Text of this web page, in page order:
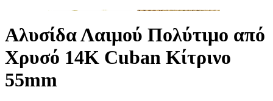
Αλυσίδα Λαιμού Πολύτιμο από
Χρυσό 14K Cuban Κίτρινο
55mm